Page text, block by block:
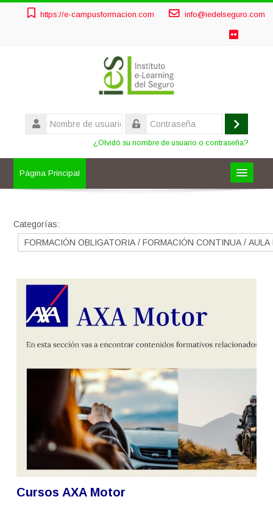
https://e-campusformacion.com info@iedelseguro.com
Nombre
de
Acceder
¿Olvidó su nombre de usuario o contraseña?
Página Principal
OTROS CURSOS
Tutorial de uso de la Plataforma
Español - Internacional ‎(es)‎
Enviar
Categorías:
Cursos AXA Motor